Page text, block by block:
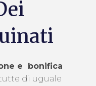
e bonifica
di uguale